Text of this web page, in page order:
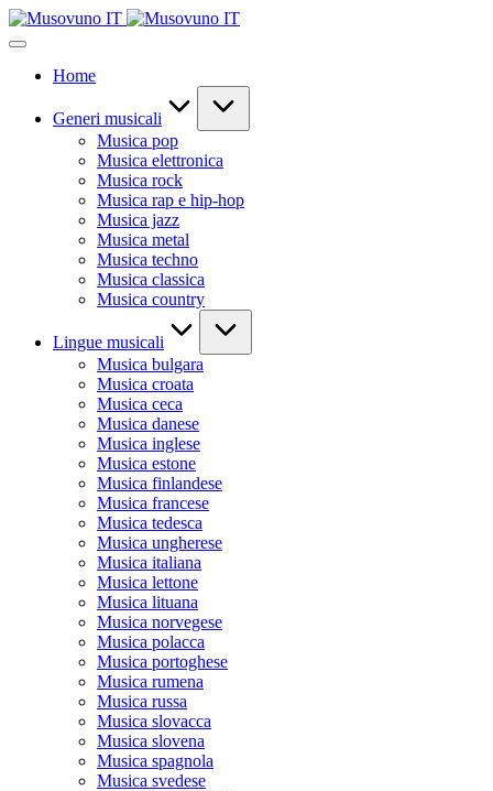
Skip
to
Home
Generi musicali
Musica pop
Musica elettronica
Musica rock
Musica rap e hip-hop
Musica jazz
Musica metal
Musica techno
Musica classica
Musica country
Lingue musicali
Musica bulgara
Musica croata
Musica ceca
Musica danese
Musica inglese
Musica estone
Musica finlandese
Musica francese
Musica tedesca
Musica ungherese
Musica italiana
Musica lettone
Musica lituana
Musica norvegese
Musica polacca
Musica portoghese
Musica rumena
Musica russa
Musica slovacca
Musica slovena
Musica spagnola
Musica svedese